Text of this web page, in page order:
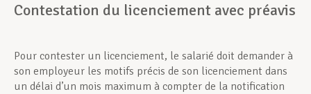
Contestation du licenciement avec préavis
Pour contester un licenciement, le salarié doit demander à
son employeur les motifs précis de son licenciement dans
un délai d’un mois maximum à compter de la notification